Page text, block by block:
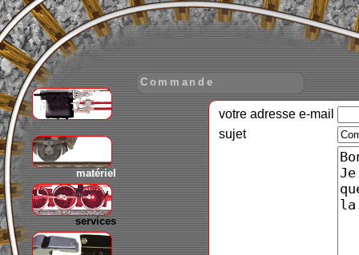
matériel
services
Commande
votre adresse e-mail
sujet